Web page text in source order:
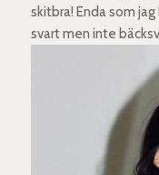
skitbra! Enda som
svart men inte